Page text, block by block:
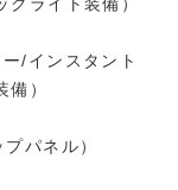
/インスタント
）
パネル）